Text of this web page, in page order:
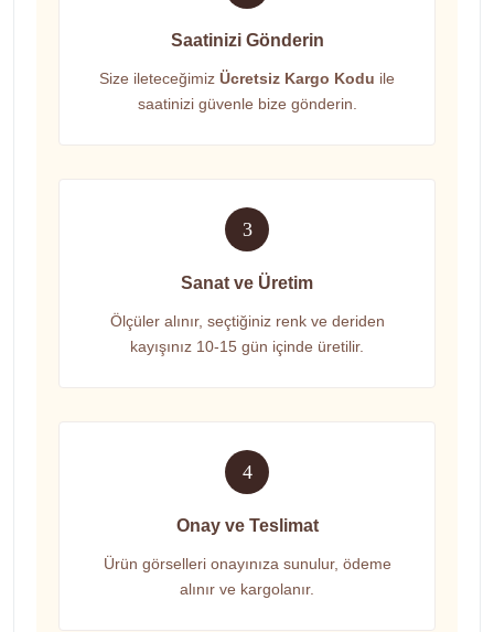
Saatinizi Gönderin
Size ileteceğimiz Ücretsiz Kargo Kodu ile
saatinizi güvenle bize gönderin.
3
Sanat ve Üretim
Ölçüler alınır, seçtiğiniz renk ve deriden
kayışınız 10-15 gün içinde üretilir.
4
Onay ve Teslimat
Ürün görselleri onayınıza sunulur, ödeme
alınır ve kargolanır.